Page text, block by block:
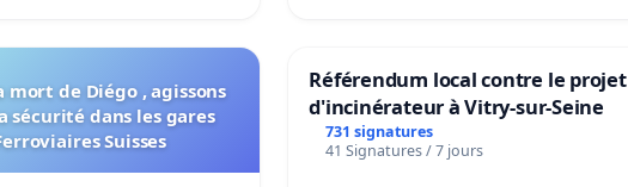
mort de Diégo , agissons
sécurité dans les gares
Suisses
Référendum local contre le projet
d'incinérateur à Vitry-sur-Seine
731 signatures
41 Signatures / 7 jours